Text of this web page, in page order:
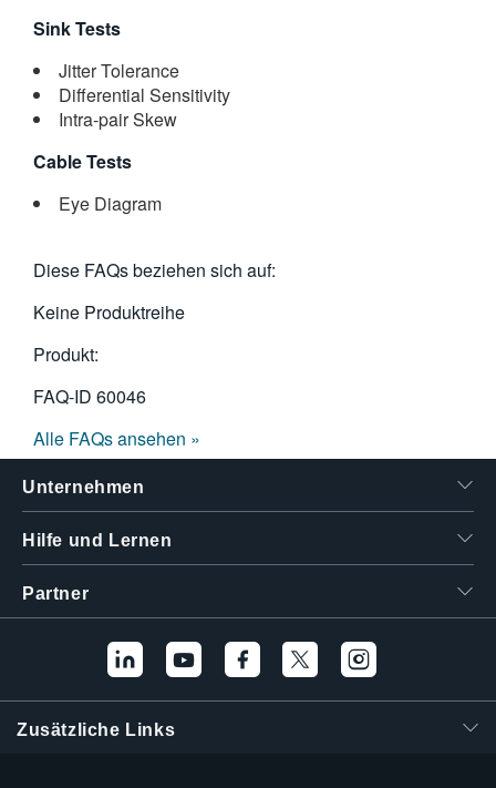
Sink Tests
Jitter Tolerance
Differential Sensitivity
Intra-pair Skew
Cable Tests
Eye Diagram
Diese FAQs beziehen sich auf:
Keine Produktreihe
Produkt:
FAQ-ID 60046
Alle FAQs ansehen »
Unternehmen
Hilfe und Lernen
Partner
Zusätzliche Links